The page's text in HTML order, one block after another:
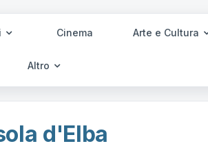
Cinema Arte e Cultura
Altro
d'Elba